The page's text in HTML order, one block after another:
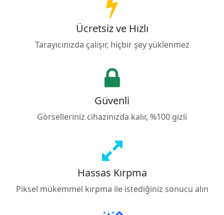
Ücretsiz ve Hızlı
Tarayıcınızda çalışır, hiçbir şey yüklenmez
Güvenli
Görselleriniz cihazınızda kalır, %100 gizli
Hassas Kırpma
Piksel mükemmel kırpma ile istediğiniz sonucu alın